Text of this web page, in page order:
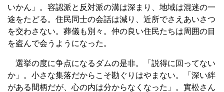
いかん」。容認派と反対派の溝は深まり、地域は混迷の一
途をたどる。住民同士の会話は減り、近所でさえあいさつ
を交わさない。葬儀も別々。仲の良い住民たちは周囲の目
を盗んで会うようになった。
選挙の度に争点になるダムの是非。「説得に回ってない
か」。小さな集落だからこそ勘ぐりはやまない。「深い絆
がある間柄だが、心の内は分からなくなった」。實松さん